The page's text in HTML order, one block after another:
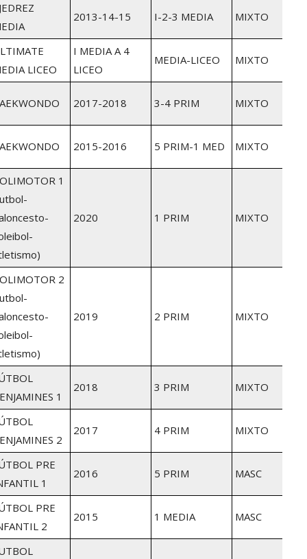
2013-14-15 I-2-3 MEDIA MIXTO
LICEO
I MEDIA A 4
LICEO
MEDIA-LICEO MIXTO
2017-2018 3-4 PRIM MIXTO
2015-2016 5 PRIM-1 MED MIXTO
1
2020 1 PRIM MIXTO
2
2019 2 PRIM MIXTO
1
2018 3 PRIM MIXTO
2
2017 4 PRIM MIXTO
PRE
1
2016 5 PRIM MASC
PRE
2
2015 1 MEDIA MASC